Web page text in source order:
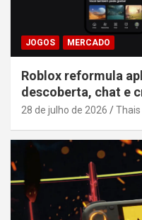
JOGOS MERCADO
Roblox reformula
descoberta, chat e
28 de julho de 2026 Thais